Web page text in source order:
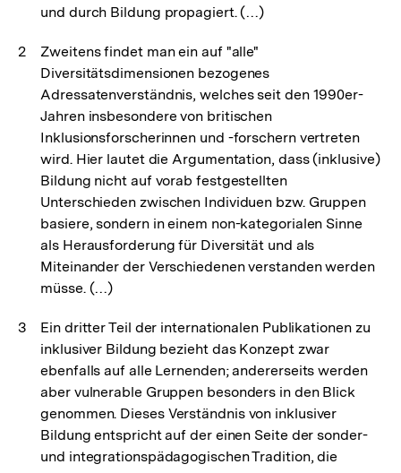
und durch Bildung propagiert. (…)
Zweitens findet man ein auf "alle"
Diversitätsdimensionen bezogenes
Adressatenverständnis, welches seit den 1990er-
Jahren insbesondere von britischen
Inklusionsforscherinnen und -forschern vertreten
wird. Hier lautet die Argumentation, dass (inklusive)
Bildung nicht auf vorab festgestellten
Unterschieden zwischen Individuen bzw. Gruppen
basiere, sondern in einem non-kategorialen Sinne
als Herausforderung für Diversität und als
Miteinander der Verschiedenen verstanden werden
müsse. (…)
Ein dritter Teil der internationalen Publikationen zu
inklusiver Bildung bezieht das Konzept zwar
ebenfalls auf alle Lernenden; andererseits werden
aber vulnerable Gruppen besonders in den Blick
genommen. Dieses Verständnis von inklusiver
Bildung entspricht auf der einen Seite der sonder-
und integrationspädagogischen Tradition, die